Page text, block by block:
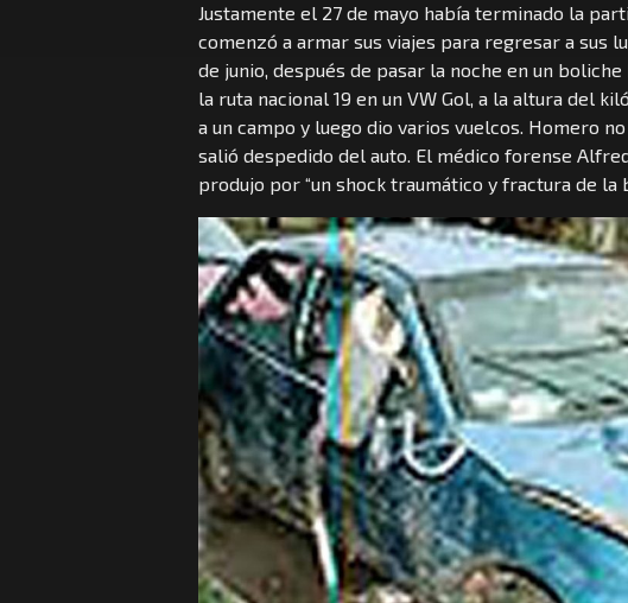
Justamente el 27 de mayo había terminado la
comenzó a armar sus viajes para regresar a sus
de junio, después de pasar la noche en un
la ruta nacional 19 en un VW Gol, a la altura del
a un campo y luego dio varios vuelcos. Homero
salió despedido del auto. El médico forense
produjo por “un shock traumático y fractura de la